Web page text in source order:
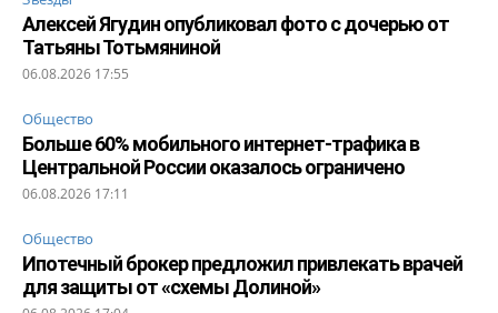
Алексей Ягудин опубликовал фото с дочерью от
Татьяны Тотьмяниной
06.08.2026 17:55
Общество
Больше 60% мобильного интернет-трафика в
Центральной России оказалось ограничено
06.08.2026 17:11
Общество
Ипотечный брокер предложил привлекать врачей
для защиты от «схемы Долиной»